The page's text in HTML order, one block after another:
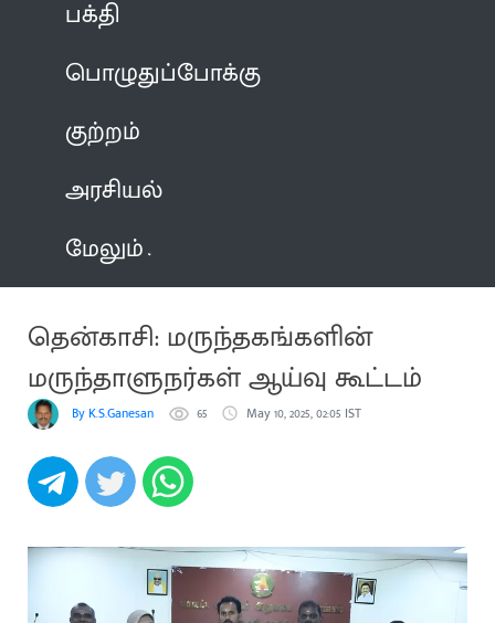
பக்தி
பொழுதுப்போக்கு
குற்றம்
அரசியல்
மேலும்
தென்காசி: மருந்தகங்களின்
மருந்தாளுநர்கள் ஆய்வு கூட்டம்
By K.S.Ganesan 65 May 10, 2025, 02:05 IST